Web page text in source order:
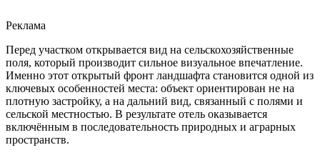
Реклама
Перед участком открывается вид на сельскохозяйственные
поля, который производит сильное визуальное впечатление.
Именно этот открытый фронт ландшафта становится одной из
ключевых особенностей места: объект ориентирован не на
плотную застройку, а на дальний вид, связанный с полями и
сельской местностью. В результате отель оказывается
включённым в последовательность природных и аграрных
пространств.